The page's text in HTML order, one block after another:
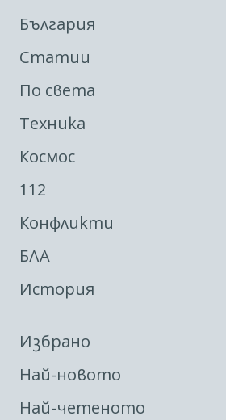
България
Статии
По света
Техника
Космос
112
Конфликти
БЛА
История
Избрано
Най-новото
Най-четеното